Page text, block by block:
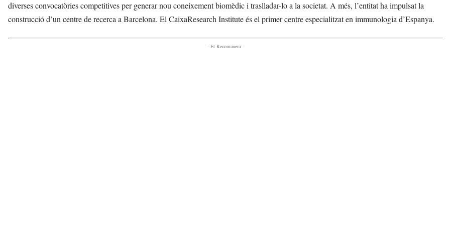
diverses convocatòries competitives per generar nou coneixement biomèdic i traslladar-lo a la societat. A més, l’entitat ha impulsat la
construcció d’un centre de recerca a Barcelona. El CaixaResearch Institute és el primer centre especialitzat en immunologia d’Espanya.
- Et Recomanem -